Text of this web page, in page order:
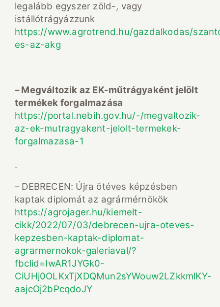
legalább egyszer zöld-, vagy
istállótrágyázzunk
https://www.agrotrend.hu/gazdalkodas/
es-az-akg
– Megváltozik az EK-műtrágyaként jelölt
termékek forgalmazása
https://portal.nebih.gov.hu/-/megvaltozik-
az-ek-mutragyakent-jelolt-termekek-
forgalmazasa-1
– DEBRECEN: Újra ötéves képzésben
kaptak diplomát az agrármérnökök
https://agrojager.hu/kiemelt-
cikk/2022/07/03/debrecen-ujra-oteves-
kepzesben-kaptak-diplomat-
agrarmernokok-galeriaval/?
fbclid=IwAR1JYGk0-
CiUHj0OLKxTjXDQMun2sYWouw2LZkkmlKY-
aajcOj2bPcqdoJY